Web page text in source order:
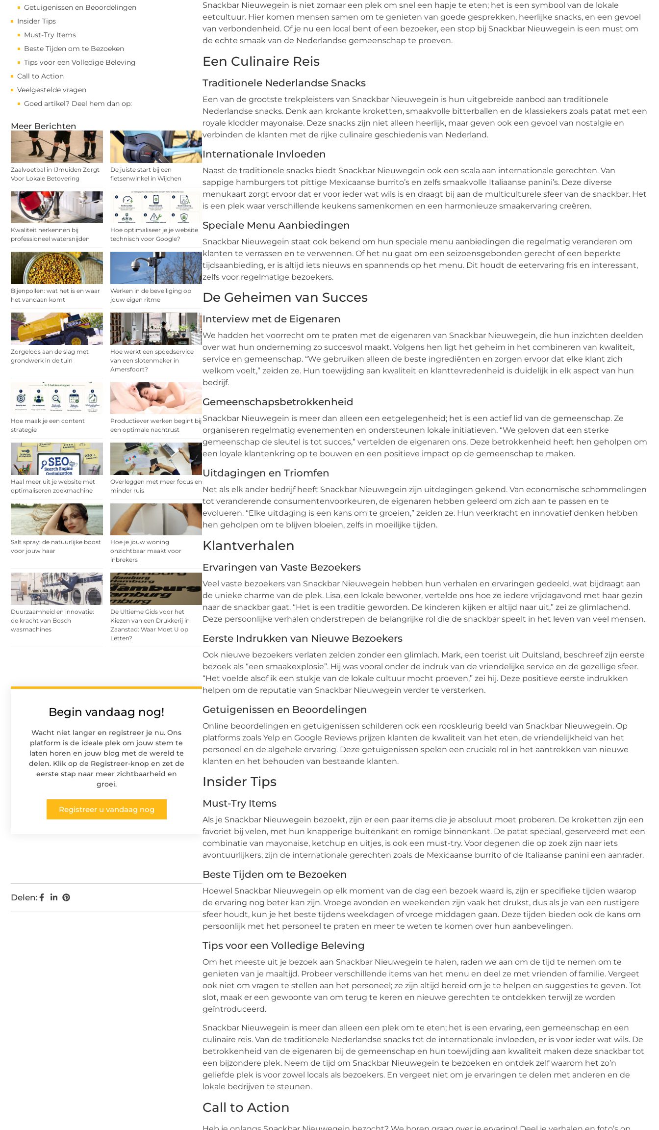
Getuigenissen en Beoordelingen
Insider Tips
Must-Try Items
Beste Tijden om te Bezoeken
Tips voor een Volledige Beleving
Call to Action
Veelgestelde vragen
Goed artikel? Deel hem dan op:
Meer Berichten
Zaalvoetbal in IJmuiden Zorgt
Voor Lokale Betovering
De juiste start bij een
fietsenwinkel in Wijchen
Kwaliteit herkennen bij
professioneel watersnijden
Hoe optimaliseer je je website
technisch voor Google?
Bijenpollen: wat het is en waar
het vandaan komt
Werken in de beveiliging op
jouw eigen ritme
Zorgeloos aan de slag met
grondwerk in de tuin
Hoe werkt een spoedservice
van een slotenmaker in
Amersfoort?
Hoe maak je een content
strategie
Productiever werken begint bij
een optimale nachtrust
Haal meer uit je website met
optimaliseren zoekmachine
Overleggen met meer focus en
minder ruis
Salt spray: de natuurlijke boost
voor jouw haar
Hoe je jouw woning
onzichtbaar maakt voor
inbrekers
Duurzaamheid en innovatie:
de kracht van Bosch
wasmachines
De Ultieme Gids voor het
Kiezen van een Drukkerij in
Zaanstad: Waar Moet U op
Letten?
Begin vandaag nog!
Wacht niet langer en registreer je nu. Ons
platform is de ideale plek om jouw stem te
laten horen en jouw blog met de wereld te
delen. Klik op de Registreer-knop en zet de
eerste stap naar meer zichtbaarheid en
groei.
Registreer u vandaag nog
Delen:
Snackbar Nieuwegein is niet zomaar een plek om snel een hapje te eten; het is een symbool van de lokale
eetcultuur. Hier komen mensen samen om te genieten van goede gesprekken, heerlijke snacks, en een gevoel
van verbondenheid. Of je nu een local bent of een bezoeker, een stop bij Snackbar Nieuwegein is een must om
de echte smaak van de Nederlandse gemeenschap te proeven.
Een Culinaire Reis
Traditionele Nederlandse Snacks
Een van de grootste trekpleisters van Snackbar Nieuwegein is hun uitgebreide aanbod aan traditionele
Nederlandse snacks. Denk aan krokante kroketten, smaakvolle bitterballen en de klassiekers zoals patat met een
royale klodder mayonaise. Deze snacks zijn niet alleen heerlijk, maar geven ook een gevoel van nostalgie en
verbinden de klanten met de rijke culinaire geschiedenis van Nederland.
Internationale Invloeden
Naast de traditionele snacks biedt Snackbar Nieuwegein ook een scala aan internationale gerechten. Van
sappige hamburgers tot pittige Mexicaanse burrito’s en zelfs smaakvolle Italiaanse panini’s. Deze diverse
menukaart zorgt ervoor dat er voor ieder wat wils is en draagt bij aan de multiculturele sfeer van de snackbar. Het
is een plek waar verschillende keukens samenkomen en een harmonieuze smaakervaring creëren.
Speciale Menu Aanbiedingen
Snackbar Nieuwegein staat ook bekend om hun speciale menu aanbiedingen die regelmatig veranderen om
klanten te verrassen en te verwennen. Of het nu gaat om een seizoensgebonden gerecht of een beperkte
tijdsaanbieding, er is altijd iets nieuws en spannends op het menu. Dit houdt de eetervaring fris en interessant,
zelfs voor regelmatige bezoekers.
De Geheimen van Succes
Interview met de Eigenaren
We hadden het voorrecht om te praten met de eigenaren van Snackbar Nieuwegein, die hun inzichten deelden
over wat hun onderneming zo succesvol maakt. Volgens hen ligt het geheim in het combineren van kwaliteit,
service en gemeenschap. “We gebruiken alleen de beste ingrediënten en zorgen ervoor dat elke klant zich
welkom voelt,” zeiden ze. Hun toewijding aan kwaliteit en klanttevredenheid is duidelijk in elk aspect van hun
bedrijf.
Gemeenschapsbetrokkenheid
Snackbar Nieuwegein is meer dan alleen een eetgelegenheid; het is een actief lid van de gemeenschap. Ze
organiseren regelmatig evenementen en ondersteunen lokale initiatieven. “We geloven dat een sterke
gemeenschap de sleutel is tot succes,” vertelden de eigenaren ons. Deze betrokkenheid heeft hen geholpen om
een loyale klantenkring op te bouwen en een positieve impact op de gemeenschap te maken.
Uitdagingen en Triomfen
Net als elk ander bedrijf heeft Snackbar Nieuwegein zijn uitdagingen gekend. Van economische schommelingen
tot veranderende consumentenvoorkeuren, de eigenaren hebben geleerd om zich aan te passen en te
evolueren. “Elke uitdaging is een kans om te groeien,” zeiden ze. Hun veerkracht en innovatief denken hebben
hen geholpen om te blijven bloeien, zelfs in moeilijke tijden.
Klantverhalen
Ervaringen van Vaste Bezoekers
Veel vaste bezoekers van Snackbar Nieuwegein hebben hun verhalen en ervaringen gedeeld, wat bijdraagt aan
de unieke charme van de plek. Lisa, een lokale bewoner, vertelde ons hoe ze iedere vrijdagavond met haar gezin
naar de snackbar gaat. “Het is een traditie geworden. De kinderen kijken er altijd naar uit,” zei ze glimlachend.
Deze persoonlijke verhalen onderstrepen de belangrijke rol die de snackbar speelt in het leven van veel mensen.
Eerste Indrukken van Nieuwe Bezoekers
Ook nieuwe bezoekers verlaten zelden zonder een glimlach. Mark, een toerist uit Duitsland, beschreef zijn eerste
bezoek als “een smaakexplosie”. Hij was vooral onder de indruk van de vriendelijke service en de gezellige sfeer.
“Het voelde alsof ik een stukje van de lokale cultuur mocht proeven,” zei hij. Deze positieve eerste indrukken
helpen om de reputatie van Snackbar Nieuwegein verder te versterken.
Getuigenissen en Beoordelingen
Online beoordelingen en getuigenissen schilderen ook een rooskleurig beeld van Snackbar Nieuwegein. Op
platforms zoals Yelp en Google Reviews prijzen klanten de kwaliteit van het eten, de vriendelijkheid van het
personeel en de algehele ervaring. Deze getuigenissen spelen een cruciale rol in het aantrekken van nieuwe
klanten en het behouden van bestaande klanten.
Insider Tips
Must-Try Items
Als je Snackbar Nieuwegein bezoekt, zijn er een paar items die je absoluut moet proberen. De kroketten zijn een
favoriet bij velen, met hun knapperige buitenkant en romige binnenkant. De patat speciaal, geserveerd met een
combinatie van mayonaise, ketchup en uitjes, is ook een must-try. Voor degenen die op zoek zijn naar iets
avontuurlijkers, zijn de internationale gerechten zoals de Mexicaanse burrito of de Italiaanse panini een aanrader.
Beste Tijden om te Bezoeken
Hoewel Snackbar Nieuwegein op elk moment van de dag een bezoek waard is, zijn er specifieke tijden waarop
de ervaring nog beter kan zijn. Vroege avonden en weekenden zijn vaak het drukst, dus als je van een rustigere
sfeer houdt, kun je het beste tijdens weekdagen of vroege middagen gaan. Deze tijden bieden ook de kans om
persoonlijk met het personeel te praten en meer te weten te komen over hun aanbevelingen.
Tips voor een Volledige Beleving
Om het meeste uit je bezoek aan Snackbar Nieuwegein te halen, raden we aan om de tijd te nemen om te
genieten van je maaltijd. Probeer verschillende items van het menu en deel ze met vrienden of familie. Vergeet
ook niet om vragen te stellen aan het personeel; ze zijn altijd bereid om je te helpen en suggesties te geven. Tot
slot, maak er een gewoonte van om terug te keren en nieuwe gerechten te ontdekken terwijl ze worden
geïntroduceerd.
Snackbar Nieuwegein is meer dan alleen een plek om te eten; het is een ervaring, een gemeenschap en een
culinaire reis. Van de traditionele Nederlandse snacks tot de internationale invloeden, er is voor ieder wat wils. De
betrokkenheid van de eigenaren bij de gemeenschap en hun toewijding aan kwaliteit maken deze snackbar tot
een bijzondere plek. Neem de tijd om Snackbar Nieuwegein te bezoeken en ontdek zelf waarom het zo’n
geliefde plek is voor zowel locals als bezoekers. En vergeet niet om je ervaringen te delen met anderen en de
lokale bedrijven te steunen.
Call to Action